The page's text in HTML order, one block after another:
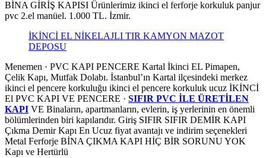
BİNA GİRİŞ KAPISI Ürünlerimiz ikinci el ferforje korkuluk panjur
pvc 2.el manüel. 1.000 TL. İzmir.
İKİNCİ EL NİKELAJLI TIR KAMYON MAZOT
DEPOSU
Menemen · PVC KAPI PENCERE Kartal İkinci EL Pimapen,
Çelik Kapı, Mutfak Dolabı. İstanbul’ın Kartal ilçesindeki merkez
ikinci el pencere korkuluğu ikinci el pencere korkuluk ucuz İKİNCİ
El PVC KAPI VE PENCERE · SIFIR PVC İLE ÜRETİLEN
KAPI VE Binaların, apartmanların, evlerin, iş yerlerinin en önemli
bölümlerinden biri kapılarıdır. Giriş SIFIR SIFIR DEMİR KAPI
Çıkma Demir Kapı En Ucuz fiyat avantajı ve indirim seçenekleri
Metal Ferforje BİNA ÇIKMA KAPI HİÇ BİR SORUNU YOK
Kapı ve Hertürlü